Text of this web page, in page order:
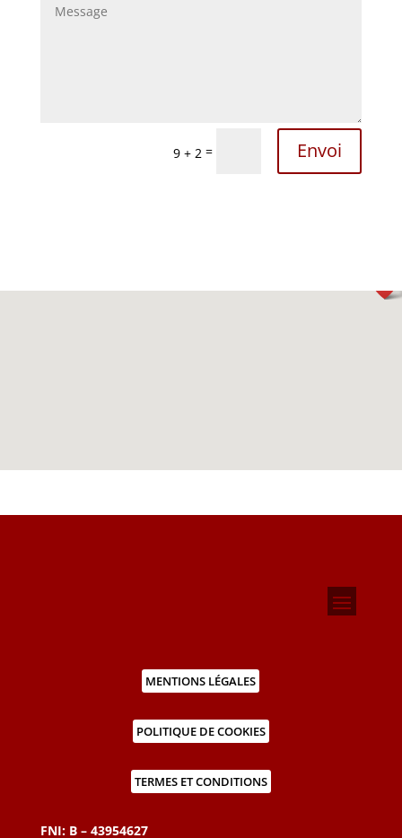
9 + 2 = Envoi
MENTIONS LÉGALES
POLITIQUE DE COOKIES
TERMES ET CONDITIONS
FNI: B – 43954627